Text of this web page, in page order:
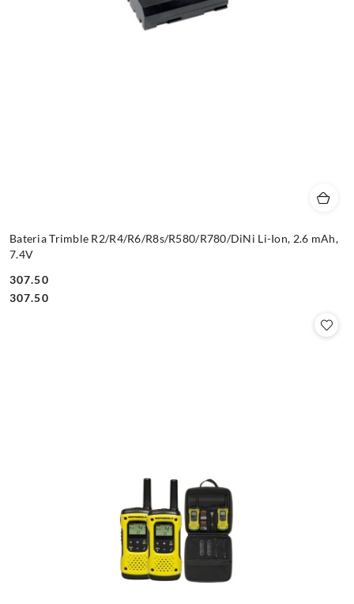
Bateria Trimble R2/R4/R6/R8s/R580/R780/DiNi Li-Ion, 2.6 mAh,
7.4V
Cena:
307.50
Cena:
307.50